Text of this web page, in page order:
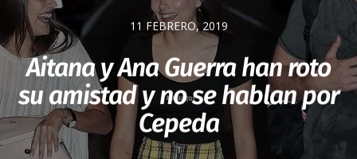
11 FEBRERO, 2019
Aitana y Ana Guerra han roto
su amistad y no se hablan por
Cepeda